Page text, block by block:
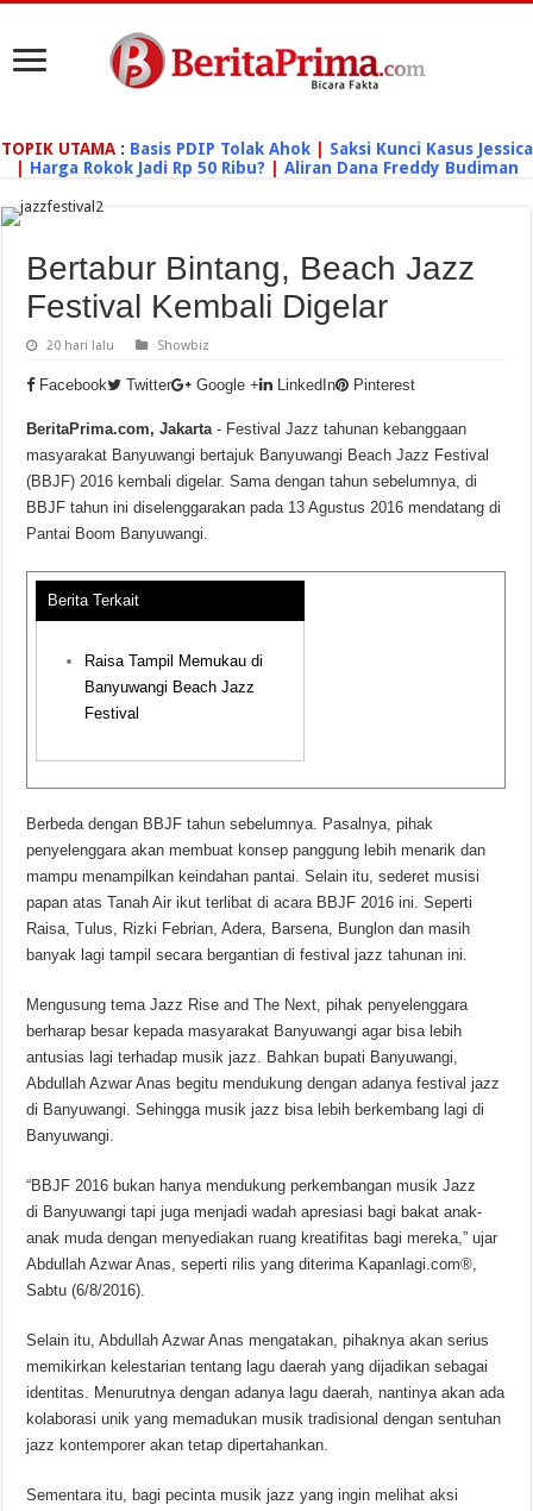
TOPIK UTAMA: Basis PDIP Tolak Ahok
Saksi Kunci Kasus Jessica
Harga Rokok Jadi Rp 50 Ribu? Aliran Dana Freddy Budiman
Bertabur Bintang, Beach Jazz
Festival Kembali Digelar
20 hari lalu Showbiz
Facebook Twitter Google + LinkedIn Pinterest
BeritaPrima.com, Jakarta - Festival Jazz tahunan kebanggaan
masyarakat Banyuwangi bertajuk Banyuwangi Beach Jazz Festival
(BBJF) 2016 kembali digelar. Sama dengan tahun sebelumnya, di
BBJF tahun ini diselenggarakan pada 13 Agustus 2016 mendatang di
Pantai Boom Banyuwangi.
Berita Terkait
Raisa Tampil Memukau di
Banyuwangi Beach Jazz
Festival
Berbeda dengan BBJF tahun sebelumnya. Pasalnya, pihak
penyelenggara akan membuat konsep panggung lebih menarik dan
mampu menampilkan keindahan pantai. Selain itu, sederet musisi
papan atas Tanah Air ikut terlibat di acara BBJF 2016 ini. Seperti
Raisa, Tulus, Rizki Febrian, Adera, Barsena, Bunglon dan masih
banyak lagi tampil secara bergantian di festival jazz tahunan ini.
Mengusung tema Jazz Rise and The Next, pihak penyelenggara
berharap besar kepada masyarakat Banyuwangi agar bisa lebih
antusias lagi terhadap musik jazz. Bahkan bupati Banyuwangi,
Abdullah Azwar Anas begitu mendukung dengan adanya festival jazz
di Banyuwangi. Sehingga musik jazz bisa lebih berkembang lagi di
Banyuwangi.
“BBJF 2016 bukan hanya mendukung perkembangan musik Jazz
di Banyuwangi tapi juga menjadi wadah apresiasi bagi bakat anak-
anak muda dengan menyediakan ruang kreatifitas bagi mereka,” ujar
Abdullah Azwar Anas, seperti rilis yang diterima Kapanlagi.com®,
Sabtu (6/8/2016).
Selain itu, Abdullah Azwar Anas mengatakan, pihaknya akan serius
memikirkan kelestarian tentang lagu daerah yang dijadikan sebagai
identitas. Menurutnya dengan adanya lagu daerah, nantinya akan ada
kolaborasi unik yang memadukan musik tradisional dengan sentuhan
jazz kontemporer akan tetap dipertahankan.
Sementara itu, bagi pecinta musik jazz yang ingin melihat aksi